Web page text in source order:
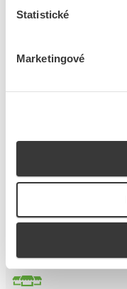
Statistické
Marketingové
3dní
Značka